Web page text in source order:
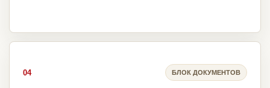
04 БЛОК ДОКУМЕНТОВ